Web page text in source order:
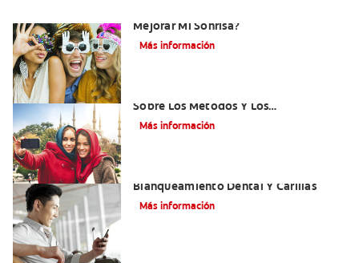
Mejorar Mi Sonrisa?
Más información
Sobre Los Métodos Y Los
Procedimientos Del Adhesivo Dental
Más información
Blanqueamiento Dental Y Carillas
Más información